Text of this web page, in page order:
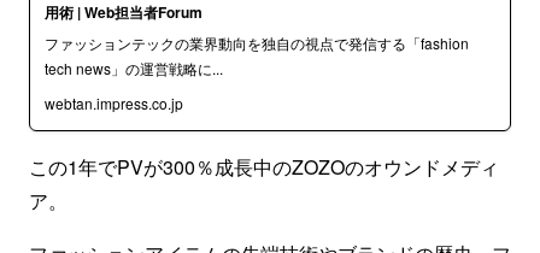
用術 | Web担当者Forum
ファッションテックの業界動向を独自の視点で発信する「fashion
tech news」の運営戦略に...
webtan.impress.co.jp
この1年でPVが300％成長中のZOZOのオウンドメディ
ア。